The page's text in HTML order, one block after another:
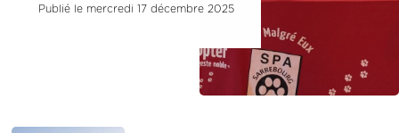
Publié le mercredi 17 décembre 2025